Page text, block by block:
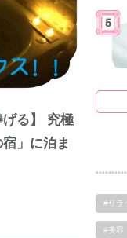
げる】 究極
」に泊ま
#リラ
#美容